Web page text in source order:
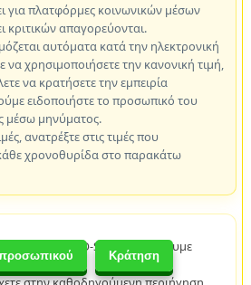
Κράτηση
για πλατφόρμες κοινωνικών μέσων
κριτικών απαγορεύονται.
αυτόματα κατά την ηλεκτρονική
να χρησιμοποιήσετε την κανονική τιμή,
να κρατήσετε την εμπειρία
ειδοποιήστε το προσωπικό του
μέσω μηνύματος.
ανατρέξτε στις τιμές που
χρονοθυρίδα στο παρακάτω
το μάθημα O-S, θα οδηγήσουμε
νησιού της